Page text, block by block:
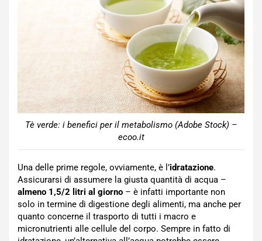
Tè verde: i benefici per il metabolismo (Adobe Stock) –
ecoo.it
Una delle prime regole, ovviamente, è l’idratazione.
Assicurarsi di assumere la giusta quantità di acqua –
almeno 1,5/2 litri al giorno – è infatti importante non
solo in termine di digestione degli alimenti, ma anche per
quanto concerne il trasporto di tutti i macro e
micronutrienti alle cellule del corpo. Sempre in fatto di